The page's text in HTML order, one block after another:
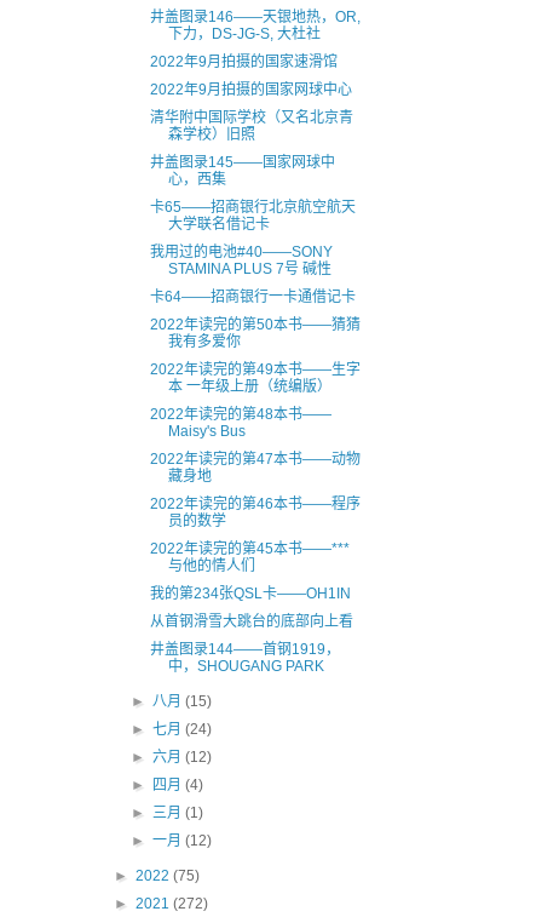
井盖图录146——天银地热，OR,
下力，DS-JG-S, 大杜社
2022年9月拍摄的国家速滑馆
2022年9月拍摄的国家网球中心
清华附中国际学校（又名北京青
森学校）旧照
井盖图录145——国家网球中
心，西集
卡65——招商银行北京航空航天
大学联名借记卡
我用过的电池#40——SONY
STAMINA PLUS 7号 碱性
卡64——招商银行一卡通借记卡
2022年读完的第50本书——猜猜
我有多爱你
2022年读完的第49本书——生字
本 一年级上册（统编版）
2022年读完的第48本书——
Maisy's Bus
2022年读完的第47本书——动物
藏身地
2022年读完的第46本书——程序
员的数学
2022年读完的第45本书——***
与他的情人们
我的第234张QSL卡——OH1IN
从首钢滑雪大跳台的底部向上看
井盖图录144——首钢1919，
中，SHOUGANG PARK
►八月(15)
►七月(24)
►六月(12)
►
四月(4)
►三月(1)
►一月(12)
► 2022 (75)
► 2021 (272)